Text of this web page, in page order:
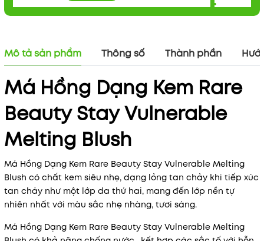
Mô tả sản phẩm Thông số Thành phần
Má Hồng Dạng Kem Rare
Beauty Stay Vulnerable
Melting Blush
Má Hồng Dạng Kem Rare Beauty Stay Vulnerable Melting
Blush có chất kem siêu nhẹ, dạng lỏng tan chảy khi tiếp xúc
tan chảy như một lớp da thứ hai, mang đến lớp nền tự
nhiên nhất với màu sắc nhẹ nhàng, tươi sáng.
Má Hồng Dạng Kem Rare Beauty Stay Vulnerable Melting